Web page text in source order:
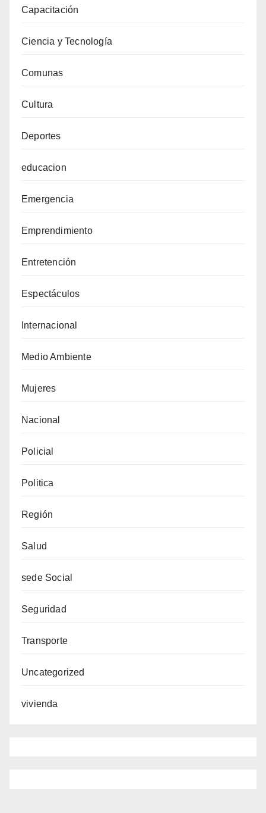
Capacitación
Ciencia y Tecnología
Comunas
Cultura
Deportes
educacion
Emergencia
Emprendimiento
Entretención
Espectáculos
Internacional
Medio Ambiente
Mujeres
Nacional
Policial
Politica
Región
Salud
sede Social
Seguridad
Transporte
Uncategorized
vivienda